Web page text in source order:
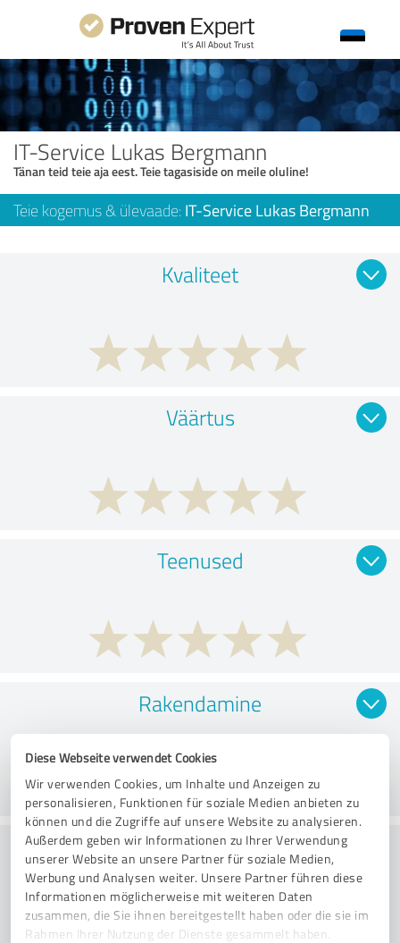
Diese Webseite verwendet Cookies
Wir verwenden Cookies, um Inhalte und Anzeigen zu
personalisieren, Funktionen für soziale Medien anbieten zu
können und die Zugriffe auf unsere Website zu analysieren.
Außerdem geben wir Informationen zu Ihrer Verwendung
unserer Website an unsere Partner für soziale Medien,
Werbung und Analysen weiter. Unsere Partner führen diese
Informationen möglicherweise mit weiteren Daten
zusammen, die Sie ihnen bereitgestellt haben oder die sie im
Rahmen Ihrer Nutzung der Dienste gesammelt haben.
IT-Service Lukas Bergmann
Tänan teid teie aja eest. Teie tagasiside on meile oluline!
Teie kogemus & ülevaade: IT-Service Lukas Bergmann
Kvaliteet
Väärtus
Teenused
Rakendamine
Konsultatsioon